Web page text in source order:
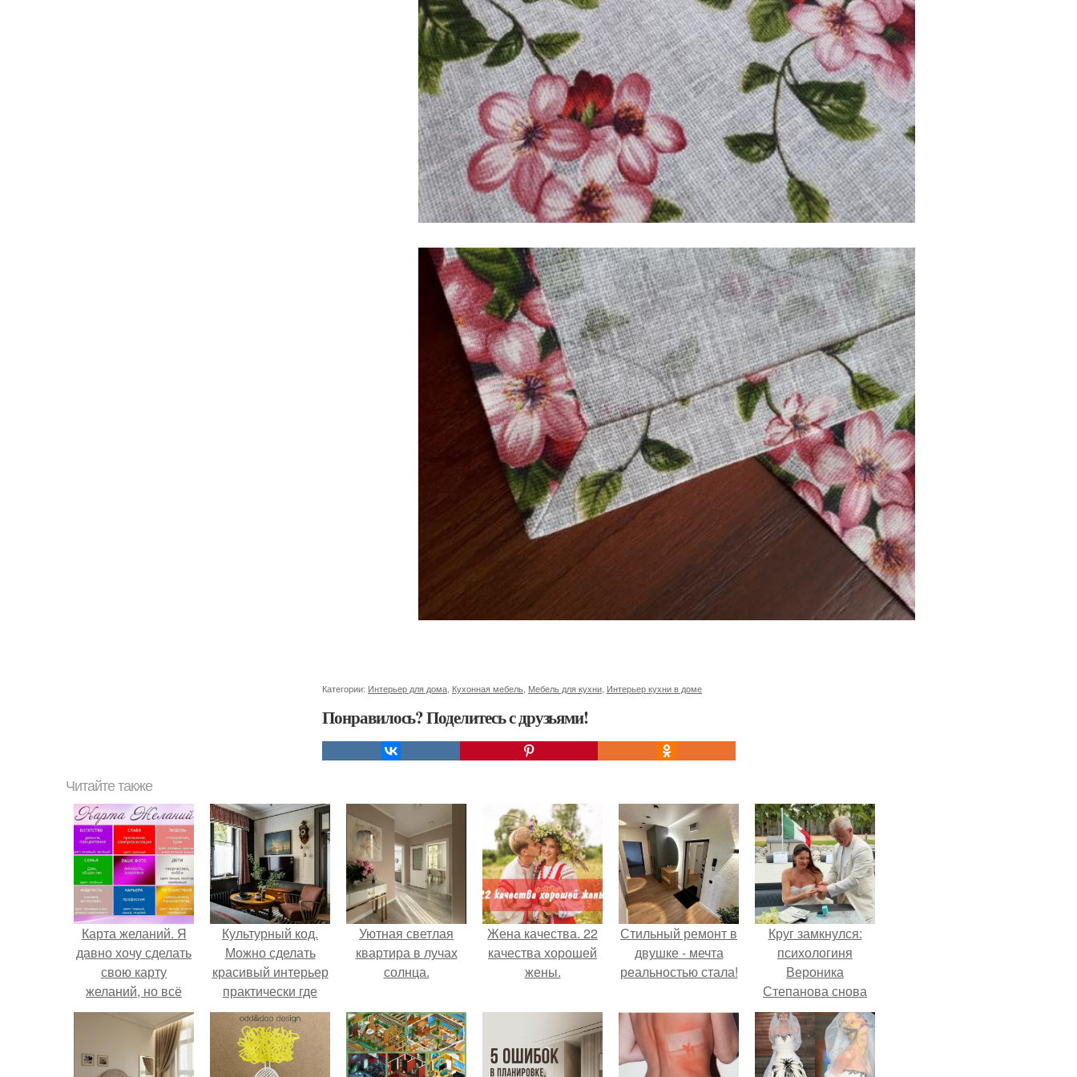
Категории: Интерьер для дома Кухонная мебель Мебель для кухни Интерьер кухни в доме
Понравилось? Поделитесь с друзьями!
Читайте также
Карта желаний. Я
давно хочу сделать
свою карту
желаний, но всё
никак не собраться.
Культурный код.
Можно сделать
красивый интерьер
практически где
угодно.
Уютная светлая
квартира в лучах
солнца.
Жена качества. 22
качества хорошей
жены.
Стильный ремонт в
двушке - мечта
реальностью стала!
Круг замкнулся:
психологиня
Вероника
Степанова снова
вышла замуж за
собственного
бывшего мужа.